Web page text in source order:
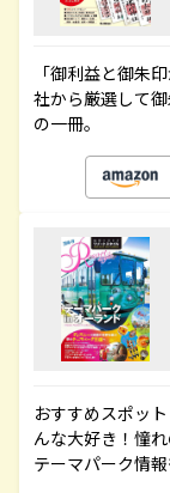
「御利益と御朱
社から厳選して
の一冊。
おすすめスポッ
んな大好き！憧
テーマパーク情報